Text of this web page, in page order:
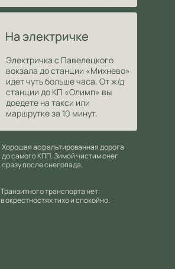
Электричка с Павелецкого
вокзала до станции «Михнево»
идет чуть больше часа. От ж/д
станции до КП «Олимп» вы
доедете на такси или
маршрутке за 10 минут.
На электричке
Хорошая асфальтированная дорога
до самого КПП. Зимой чистим снег
сразу после снегопада.
Транзитного транспорта нет:
в окрестностях тихо и спокойно.